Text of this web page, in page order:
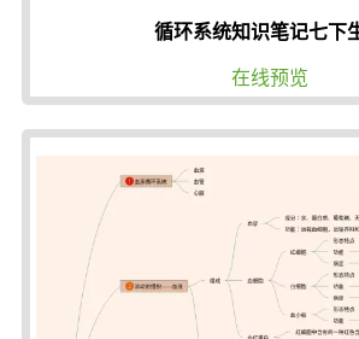
循环系统知识笔记七下
在线预览